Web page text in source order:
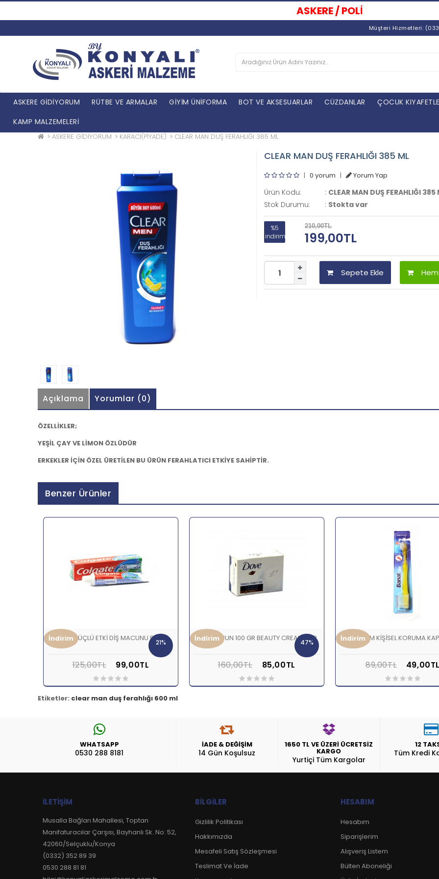
ASKERE / POLİSE SATIŞ
Müşteri Hizmetleri:
ASKERE GİDİYORUM RÜTBE VE ARMALAR GİYİM ÜNİFORMA BOT VE AKSESUARLAR CÜZDANLAR ÇOCUK
KAMP MALZEMELERİ
ASKERE GİDİYORUM KARACI(PİYADE) CLEAR MAN DUŞ FERAHLIĞI 385 ML
CLEAR MAN DUŞ FERAHLIĞI 385 ML
|0 yorum | Yorum Yap
Ürün Kodu: : CLEAR MAN DUŞ FERAHLIĞI 385
Stok Durumu:
: Stokta var
%5
indirim
210,00TL
199,00TL
Sepete Ekle
Açıklama Yorumlar (0)
ÖZELLİKLER;
YEŞİL ÇAY VE LİMON ÖZLÜDÜR
ERKEKLER İÇİN ÖZEL ÜRETİLEN BU ÜRÜN FERAHLATICI ETKİYE SAHİPTİR.
Benzer Ürünler
İndirim 21%
COLGATE ÜÇLÜ ETKİ DİŞ MACUNU 50 ML
125,00TL 99,00TL
Sepete Ekle İNCELE
İndirim 47%
DOVE SABUN 100 GR BEAUTY CREAM BAR
160,00TL 85,00TL
İndirim
BANAT SLİM KİŞİSEL KORUMA
89,00TL 49,00TL
Etiketler: clear man duş ferahlığı 600 ml
WHATSAPP
0530 288 8181
İADE & DEĞİŞİM
14 Gün Koşulsuz
1650 TL VE ÜZERİ ÜCRETSİZ
KARGO
Yurtiçi Tüm Kargolar
12
Tüm Kredi
İLETIŞIM
Musalla Bağları Mahallesi, Toptan
Manifaturacılar Çarşısı, Bayhanlı Sk. No: 52,
42060/Selçuklu/Konya
(0332) 352 89 39
0530 288 81 81
BILGILER
Gizlilik Politikası
Hakkımızda
Mesafeli Satış Sözleşmesi
Teslimat Ve İade
HESABIM
Hesabım
Siparişlerim
Alışveriş Listem
Bülten Aboneliği